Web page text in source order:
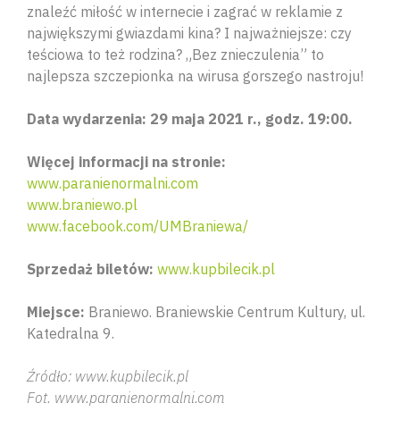
znaleźć miłość w internecie i zagrać w reklamie z
największymi gwiazdami kina? I najważniejsze: czy
teściowa to też rodzina? „Bez znieczulenia” to
najlepsza szczepionka na wirusa gorszego nastroju!
Data wydarzenia: 29 maja 2021 r., godz. 19:00.
Więcej informacji na stronie:
www.paranienormalni.com
www.braniewo.pl
www.facebook.com/UMBraniewa/
Sprzedaż biletów: www.kupbilecik.pl
Miejsce: Braniewo. Braniewskie Centrum Kultury, ul.
Katedralna 9.
Źródło: www.kupbilecik.pl
Fot. www.paranienormalni.com